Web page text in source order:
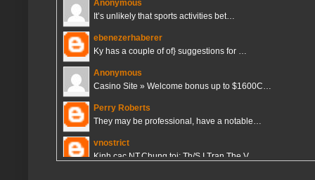
Anonymous
It’s unlikely that sports activities bet…
ebenezerhaberer
Ky has a couple of of} suggestions for …
Anonymous
Casino Site » Welcome bonus up to $1600C…
Perry Roberts
They may be professional, have a notable…
vnostrict
Kinh cac NT,Chung toi: Th/S I Tran The V…